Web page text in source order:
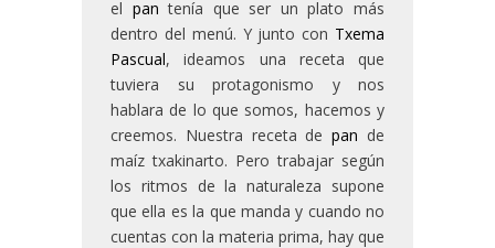
el pan tenía que ser un plato más
dentro del menú. Y junto con Txema
Pascual, ideamos una receta que
tuviera su protagonismo y nos
hablara de lo que somos, hacemos y
creemos. Nuestra receta de pan de
maíz txakinarto. Pero trabajar según
los ritmos de la naturaleza supone
que ella es la que manda y cuando no
cuentas con la materia prima, hay que